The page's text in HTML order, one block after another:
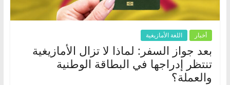
أخبار اللغة الأمازيغية
بعد جواز السفر: لماذا لا تزال الأمازيغية
تنتظر إدراجها في البطاقة الوطنية
والعملة؟